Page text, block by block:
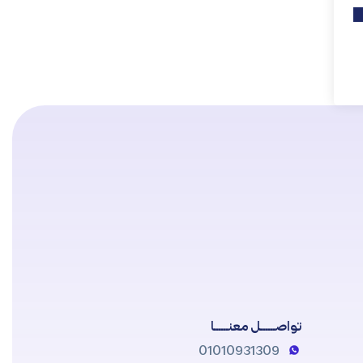
تواصــــــل معنــــــا
01010931309